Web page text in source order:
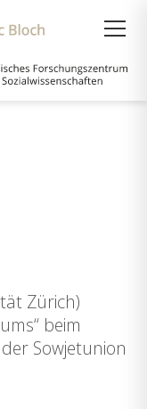
Zürich)
beim
Sowjetunion